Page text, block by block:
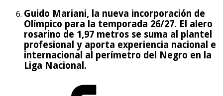
Guido Mariani, la nueva incorporación de
Olímpico para la temporada 26/27. El alero
rosarino de 1,97 metros se suma al plantel
profesional y aporta experiencia nacional e
internacional al perímetro del Negro en la
Liga Nacional.